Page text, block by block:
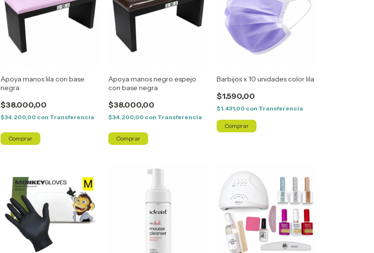
Apoya manos lila con base
negra
$38.000,00
$34.200,00 con Transferencia
Apoya manos negro espejo
con base negra
$38.000,00
$34.200,00 con Transferencia
Barbijos x 10 unidades color lila
$1.590,00
$1.431,00 con Transferencia